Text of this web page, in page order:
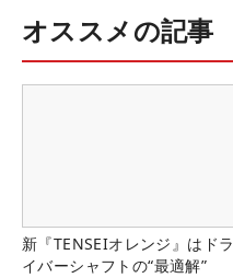
オススメの記事
新『TENSEIオレンジ』はドラ
イバーシャフトの“最適解”